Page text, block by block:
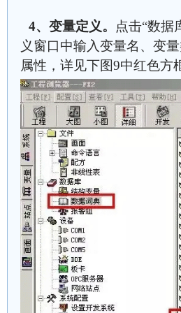
4、变量定义。 点击“数据
义窗口中输入变量名、变
属性，详见下图9中红色方